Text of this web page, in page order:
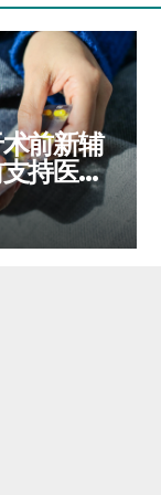
前新辅
持医保